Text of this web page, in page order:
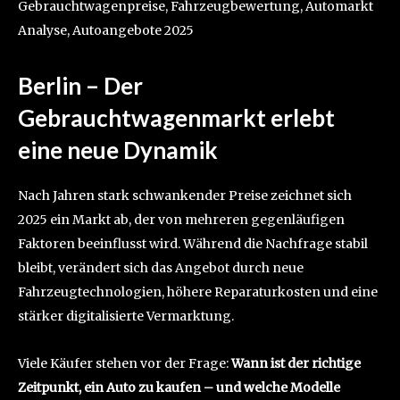
Gebrauchtwagenpreise, Fahrzeugbewertung, Automarkt
Analyse, Autoangebote 2025
Berlin – Der
Gebrauchtwagenmarkt erlebt
eine neue Dynamik
Nach Jahren stark schwankender Preise zeichnet sich
2025 ein Markt ab, der von mehreren gegenläufigen
Faktoren beeinflusst wird. Während die Nachfrage stabil
bleibt, verändert sich das Angebot durch neue
Fahrzeugtechnologien, höhere Reparaturkosten und eine
stärker digitalisierte Vermarktung.
Viele Käufer stehen vor der Frage:Wann ist der richtige
Zeitpunkt, ein Auto zu kaufen – und welche Modelle